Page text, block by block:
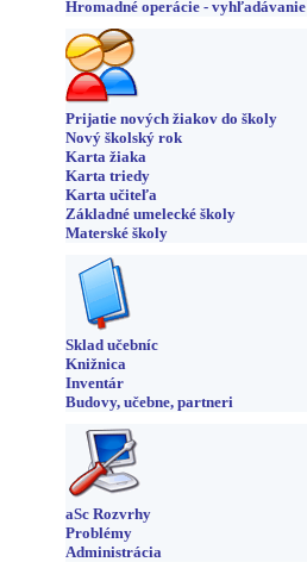
Hromadné operácie - vyhľadávanie
Prijatie nových žiakov do školy
Nový školský rok
Karta žiaka
Karta triedy
Karta učiteľa
Základné umelecké školy
Materské školy
Sklad učebníc
Knižnica
Inventár
Budovy, učebne, partneri
aSc Rozvrhy
Problémy
Administrácia